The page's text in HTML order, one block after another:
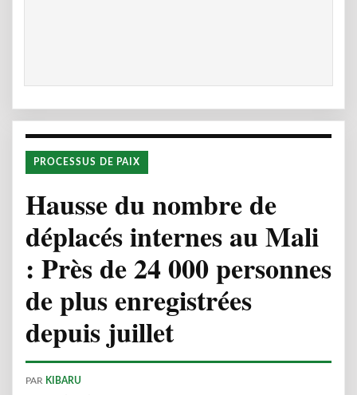
PROCESSUS DE PAIX
Hausse du nombre de
déplacés internes au Mali
: Près de 24 000 personnes
de plus enregistrées
depuis juillet
PAR KIBARU